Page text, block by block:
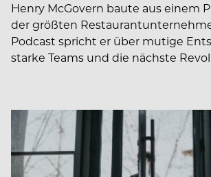
Henry McGovern baute aus einem
der größten
Podcast spricht er über mutige
starke Teams und die nächste